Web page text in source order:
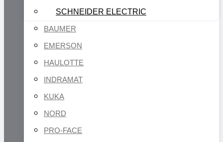
SCHNEIDER ELECTRIC
BAUMER
EMERSON
HAULOTTE
INDRAMAT
KUKA
NORD
PRO-FACE